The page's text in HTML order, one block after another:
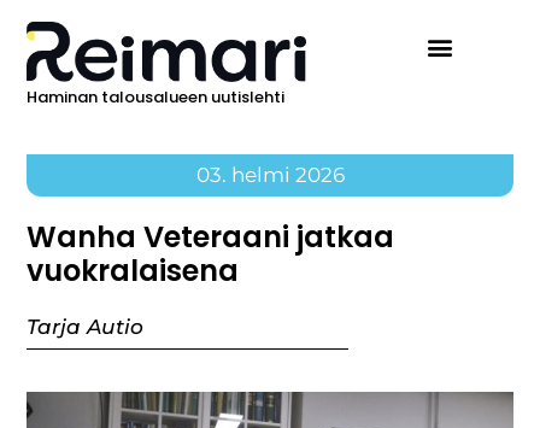
Haminan talousalueen uutislehti
03. helmi 2026
Wanha Veteraani jatkaa
vuokralaisena
Tarja Autio